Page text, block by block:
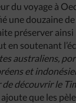
du voyage à
une douzaine
préserver
en soutenant
australiens,
et
découvrir le
que les